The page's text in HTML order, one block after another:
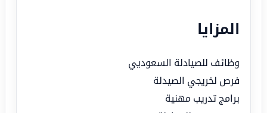
المزايا
وظائف للصيادلة السعوديي
فرص لخريجي الصيدلة
برامج تدريب مهنية